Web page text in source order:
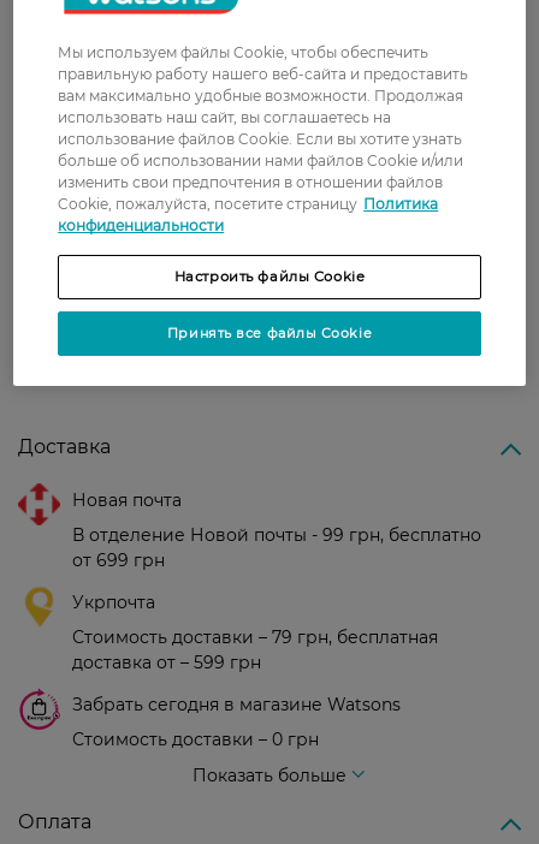
6 июля, 2021
Леся
10 мая, 2021
Дуже класна туш, не склеює вії і не
осипається
Татьяна
9 мая, 2021
Щеточка достает даже к малейшим
ресницам и идеально
безупречно удлиненные и
идеально разделены.
Показати ще
Доставка
Новая почта
В отделение Новой почты - 99 грн, бесплатно
от 699 грн
Укрпочта
Стоимость доставки – 79 грн, бесплатная
доставка от – 599 грн
Забрать сегодня в магазине Watsons
Стоимость доставки – 0 грн
Показать больше
Оплата
Мы используем файлы Cookie, чтобы обеспечить
правильную работу нашего веб-сайта и предоставить
вам максимально удобные возможности. Продолжая
использовать наш сайт, вы соглашаетесь на
использование файлов Cookie. Если вы хотите узнать
больше об использовании нами файлов Cookie и/или
изменить свои предпочтения в отношении файлов
Cookie, пожалуйста, посетите страницу Политика
конфиденциальности
Настроить файлы Cookie
Принять все файлы Cookie